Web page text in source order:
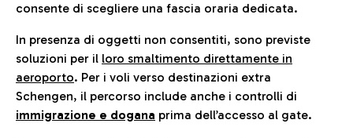
consente di scegliere una fascia oraria dedicata.
In presenza di oggetti non consentiti, sono previste
soluzioni per il loro smaltimento direttamente in
aeroporto. Per i voli verso destinazioni extra
Schengen, il percorso include anche i controlli di
immigrazione e dogana prima dell’accesso al gate.